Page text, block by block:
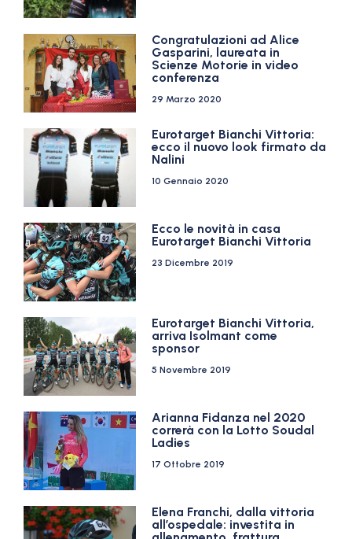
Congratulazioni ad Alice
Gasparini, laureata in
Scienze Motorie in video
conferenza
29 Marzo 2020
Eurotarget Bianchi Vittoria:
ecco il nuovo look firmato da
Nalini
10 Gennaio 2020
Ecco le novità in casa
Eurotarget Bianchi Vittoria
23 Dicembre 2019
Eurotarget Bianchi Vittoria,
arriva Isolmant come
sponsor
5 Novembre 2019
Arianna Fidanza nel 2020
correrà con la Lotto Soudal
Ladies
17 Ottobre 2019
Elena Franchi, dalla vittoria
all’ospedale: investita in